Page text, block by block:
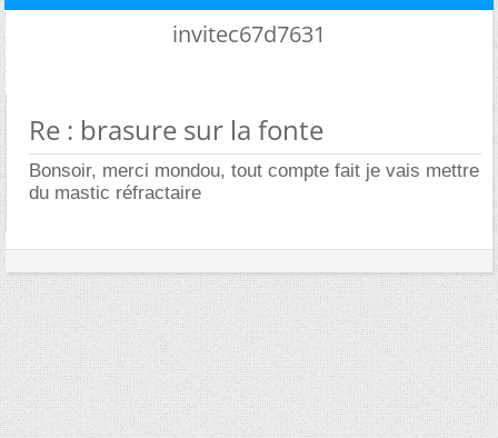
invitec67d7631
Re : brasure sur la fonte
Bonsoir, merci mondou, tout compte fait je vais mettre
du mastic réfractaire